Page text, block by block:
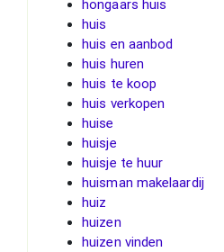
hongaars huis
huis
huis en aanbod
huis huren
huis te koop
huis verkopen
huise
huisje
huisje te huur
huisman makelaardij
huiz
huizen
huizen vinden